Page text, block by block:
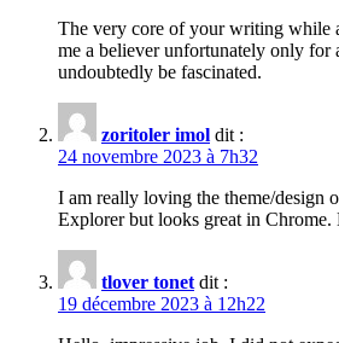
The very core of your writing while
me a believer unfortunately only
undoubtedly be fascinated.
zoritoler imol dit :
24 novembre 2023 à 7h32
I am really loving the theme/design
Explorer but looks great in
tlover tonet dit :
19 décembre 2023 à 12h22